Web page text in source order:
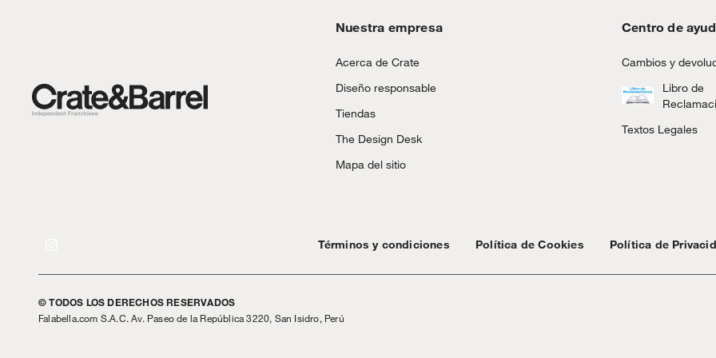
Nuestra empresa
Acerca de Crate
Diseño responsable
Tiendas
The Design Desk
Mapa del sitio
Centro de
Cambios y
Libro de
Textos Legales
Términos y condiciones Política de Cookies Política de
© TODOS LOS DERECHOS RESERVADOS
Falabella.com S.A.C. Av. Paseo de la República 3220, San Isidro, Perú